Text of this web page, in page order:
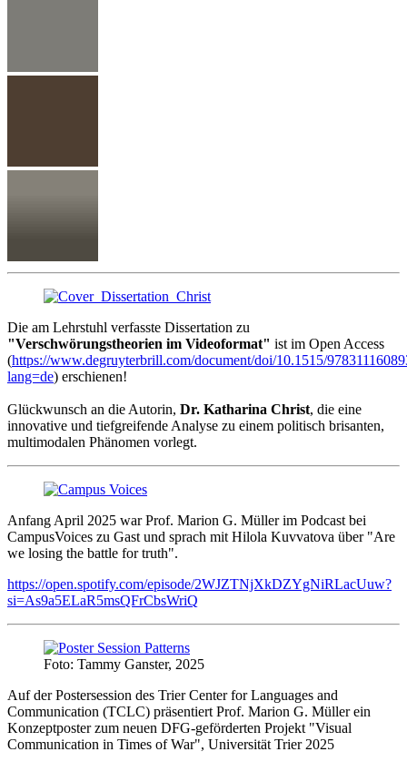
Die am Lehrstuhl verfasste Dissertation zu
"Verschwörungstheorien im Videoformat" ist im Open Access
(https://www.degruyterbrill.com/document/doi/10.1515/
lang=de) erschienen!
Glückwunsch an die Autorin, Dr. Katharina Christ, die eine
innovative und tiefgreifende Analyse zu einem politisch brisanten,
multimodalen Phänomen vorlegt.
Anfang April 2025 war Prof. Marion G. Müller im Podcast bei
CampusVoices zu Gast und sprach mit Hilola Kuvvatova über "Are
we losing the battle for truth".
https://open.spotify.com/episode/2WJZTNjXkDZYgNiRLacUuw?
si=As9a5ELaR5msQFrCbsWriQ
Foto: Tammy Ganster, 2025
Auf der Postersession des Trier Center for Languages and
Communication (TCLC) präsentiert Prof. Marion G. Müller ein
Konzeptposter zum neuen DFG-geförderten Projekt "Visual
Communication in Times of War", Universität Trier 2025